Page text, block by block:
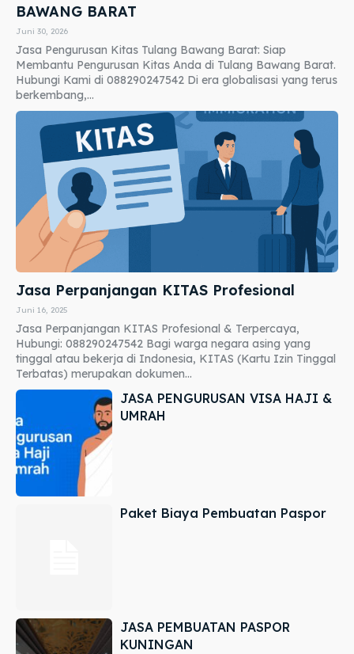
BAWANG BARAT
Juni 30, 2026
Jasa Pengurusan Kitas Tulang Bawang Barat: Siap
Membantu Pengurusan Kitas Anda di Tulang Bawang Barat.
Hubungi Kami di 088290247542 Di era globalisasi yang terus
berkembang,...
Jasa Perpanjangan KITAS Profesional
Juni 16, 2025
Jasa Perpanjangan KITAS Profesional & Terpercaya,
Hubungi: 088290247542 Bagi warga negara asing yang
tinggal atau bekerja di Indonesia, KITAS (Kartu Izin Tinggal
Terbatas) merupakan dokumen...
JASA PENGURUSAN VISA HAJI &
UMRAH
Paket Biaya Pembuatan Paspor
JASA PEMBUATAN PASPOR
KUNINGAN